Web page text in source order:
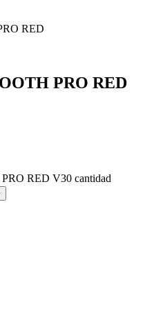
PRO RED
RED V30 cantidad